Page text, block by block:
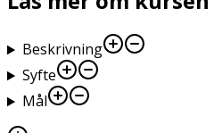
Beskrivning
Syfte
Mål